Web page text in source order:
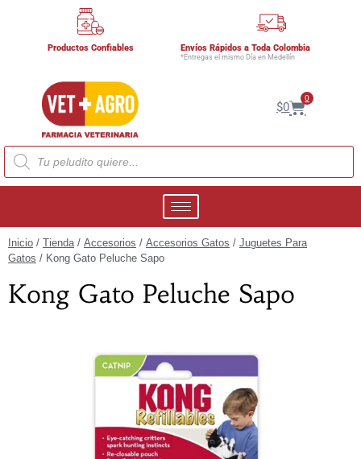
Productos Confiables Envíos Rápidos a Toda Colombia
*Entregas el mismo Día en Medellín
$0
0
Inicio / Tienda/ Accesorios / Accesorios Gatos / Juguetes Para
Gatos / Kong Gato Peluche Sapo
Kong Gato Peluche Sapo